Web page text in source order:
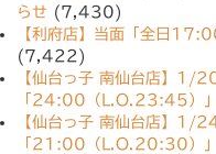
らせ (7,430)
【利府店】当面「全日
(7,422)
【仙台っ子 南仙台店】1/
「24:00（L.O.23:45）」
【仙台っ子 南仙台店】1/
「21:00（L.O.20:30）」